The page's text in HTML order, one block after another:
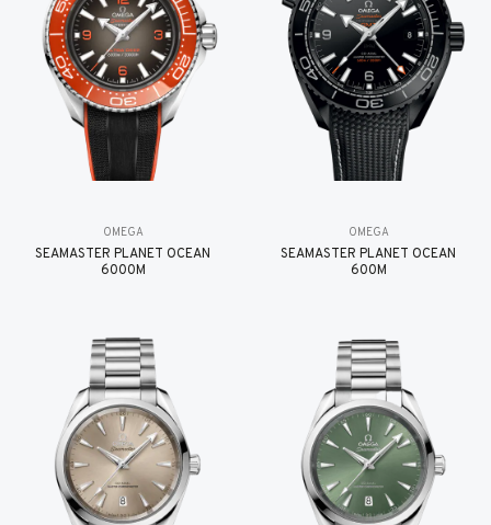
OMEGA
SEAMASTER PLANET OCEAN
6000M
OMEGA
SEAMASTER PLANET OCEAN
600M